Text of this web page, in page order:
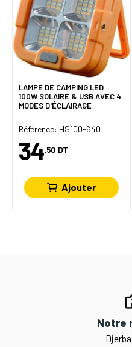
LAMPE DE CAMPING LED
100W SOLAIRE & USB AVEC 4
MODES D'ÉCLAIRAGE
Référence: HS100-640
34,50 DT
Ajouter
Notre